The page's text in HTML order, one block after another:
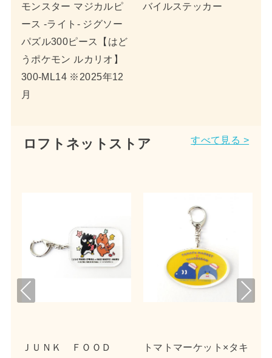
モンスター マジカルピ
ース -ライト- ジグソー
パズル300ピース【はど
うポケモン ルカリオ】
300-ML14 ※2025年12
月
バイルステッカー
ロフトネットストア すべて見る >
ＪＵＮＫ ＦＯＯＤ トマトマーケット×タキ
Pre
Nex